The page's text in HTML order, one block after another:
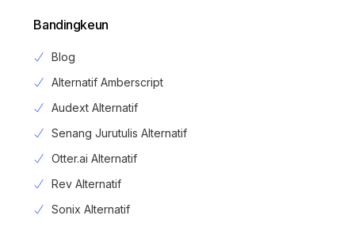
Bandingkeun
Blog
Alternatif Amberscript
Audext Alternatif
Senang Jurutulis Alternatif
Otter.ai Alternatif
Rev Alternatif
Sonix Alternatif